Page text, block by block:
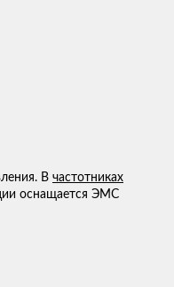
В частотниках
оснащается ЭМС